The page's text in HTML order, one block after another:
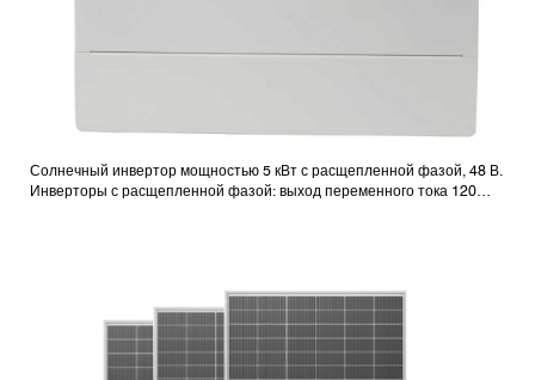
Солнечный инвертор мощностью 5 кВт с расщепленной фазой, 48 В.
Инверторы с расщепленной фазой: выход переменного тока 120